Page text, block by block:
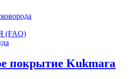
покрытие Kukmara